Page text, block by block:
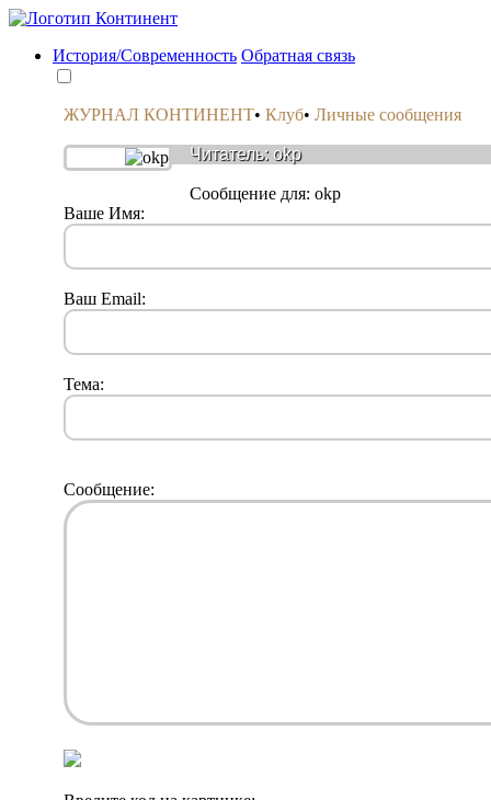
История/Современность Обратная связь
ЖУРНАЛ КОНТИНЕНТ• Клуб• Личные сообщения
Читатель: okp
Сообщениe для: okp
Ваше Имя:
Ваш Email:
Тема:
Сообщение: